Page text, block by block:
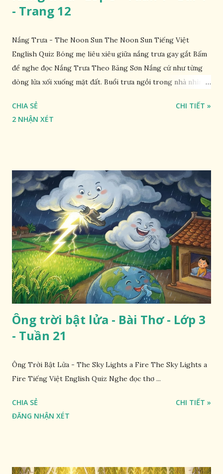
- Trang 12
Nắng Trưa - The Noon Sun The Noon Sun Tiếng Việt
English Quiz Bóng mẹ liêu xiêu giữa nắng trưa gay gắt Bấm
để nghe đọc Nắng Trưa Theo Băng Sơn Nắng cứ như từng
dòng lửa xối xuống mặt đất. Buổi trưa ngồi trong nhà nhìn
CHIA SẺ
2 NHẬN XÉT
CHI TIẾT »
Ông trời bật lửa - Bài Thơ - Lớp 3
- Tuần 21
Ông Trời Bật Lửa - The Sky Lights a Fire The Sky Lights a
Fire Tiếng Việt English Quiz Nghe đọc thơ ...
CHIA SẺ
ĐĂNG NHẬN XÉT
CHI TIẾT »